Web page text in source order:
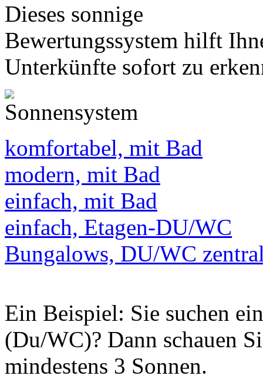
Dieses sonnige
Bewertungssystem hilft
Unterkünfte sofort zu
komfortabel, mit Bad
modern, mit Bad
einfach, mit Bad
einfach, Etagen-DU/WC
Bungalows, DU/WC
Ein Beispiel: Sie suchen
(Du/WC)? Dann schauen
mindestens 3 Sonnen.